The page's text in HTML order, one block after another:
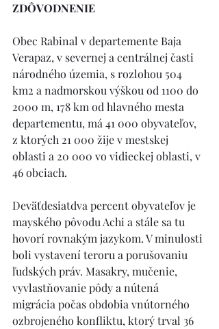
ZDÔVODNENIE
Obec Rabinal v departemente Baja
Verapaz, v severnej a centrálnej časti
národného územia, s rozlohou 504
km2 a nadmorskou výškou od 1100 do
2000 m, 178 km od hlavného mesta
departementu, má 41 000 obyvateľov,
z ktorých 21 000 žije v mestskej
oblasti a 20 000 vo vidieckej oblasti, v
46 obciach.
Deväťdesiatdva percent obyvateľov je
mayského pôvodu Achi a stále sa tu
hovorí rovnakým jazykom. V minulosti
boli vystavení teroru a porušovaniu
ľudských práv. Masakry, mučenie,
vyvlastňovanie pôdy a nútená
migrácia počas obdobia vnútorného
ozbrojeného konfliktu, ktorý trval 36